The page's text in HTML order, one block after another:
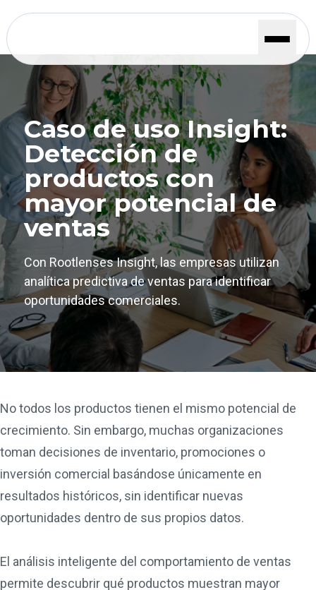
Caso de uso Insight:
Detección de
productos con
mayor potencial de
ventas
Con Rootlenses Insight, las empresas utilizan
analítica predictiva de ventas para identificar
oportunidades comerciales.
No todos los productos tienen el mismo potencial de
crecimiento. Sin embargo, muchas organizaciones
toman decisiones de inventario, promociones o
inversión comercial basándose únicamente en
resultados históricos, sin identificar nuevas
oportunidades dentro de sus propios datos.
El análisis inteligente del comportamiento de ventas
permite descubrir qué productos muestran mayor